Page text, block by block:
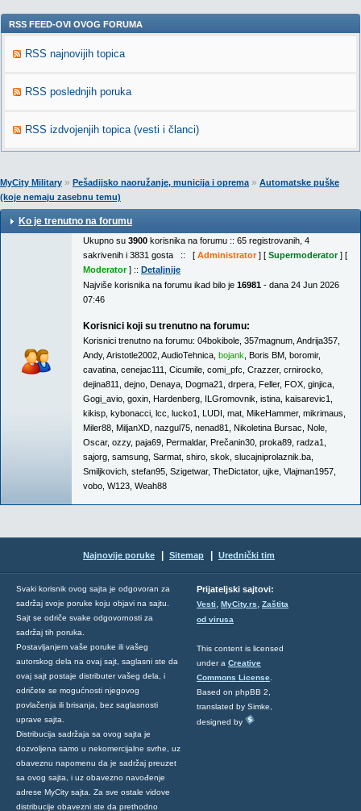
RSS FEED-OVI OVOG FORUMA
RSS najnovijih topica
RSS poslednjih poruka
RSS izdvojenjih topica (vesti i članci)
MyCity Military » Pešadijsko naoružanje, municija i oprema» Automatske puške
(koje nemaju zasebnu temu)
Ko je trenutno na forumu
Ukupno su 3900 korisnika na forumu :: 65 registrovanih, 4
sakrivenih i 3831 gosta :: [ Administrator] [ Supermoderator] [
Moderator] :: Detaljnije
Najviše korisnika na forumu ikad bilo je 16981 - dana 24 Jun 2026
07:46
Korisnici koji su trenutno na forumu:
Korisnici trenutno na forumu: 04bokibole 357magnum Andrija357
Andy, Aristotle2002 AudioTehnica bojank Boris BM boromir,
cavatina cenejac111 Cicumile comi_pfc Crazzer, crnirocko
dejina811
dejno Denaya Dogma21 drpera Feller, FOX ginjica
Gogi_avio goxin Hardenberg ILGromovnik istina kaisarevic1
kikisp kybonacci lcc lucko1 LUDI mat MikeHammer, mikrimaus
Miler88 MiljanXD nazgul75 nenad81 Nikoletina Bursac Nole
Oscar, ozzy, paja69 Permaldar, Prečanin30 proka89 radza1
sajorg samsung Sarmat shiro skok slucajniprolaznik.ba
Smiljkovich stefan95 Szigetwar, TheDictator, ujke Vlajman1957
vobo W123 Weah88
Najnovije poruke Sitemap Urednički tim
Svaki korisnik ovog sajta je odgovoran za
sadržaj svoje poruke koju objavi na sajtu.
Sajt se odriče svake odgovornosti za
sadržaj tih poruka.
Postavljanjem vaše poruke ili vašeg
autorskog dela na ovaj sajt, saglasni ste da
ovaj sajt postaje distributer vašeg dela, i
odričete se mogućnosti njegovog
povlačenja ili brisanja, bez saglasnosti
uprave sajta.
Distribucija sadržaja sa ovog sajta je
dozvoljena samo u nekomercijalne svrhe, uz
obaveznu napomenu da je sadržaj preuzet
sa ovog sajta, i uz obavezno navođenje
adrese MyCity sajta. Za sve ostale vidove
distribucije obavezni ste da prethodno
Prijateljski sajtovi:
Vesti, MyCity.rs, Zaštita
od virusa
This content is licensed
under a Creative
Commons License
Based on phpBB 2,
translated by Simke,
designed by